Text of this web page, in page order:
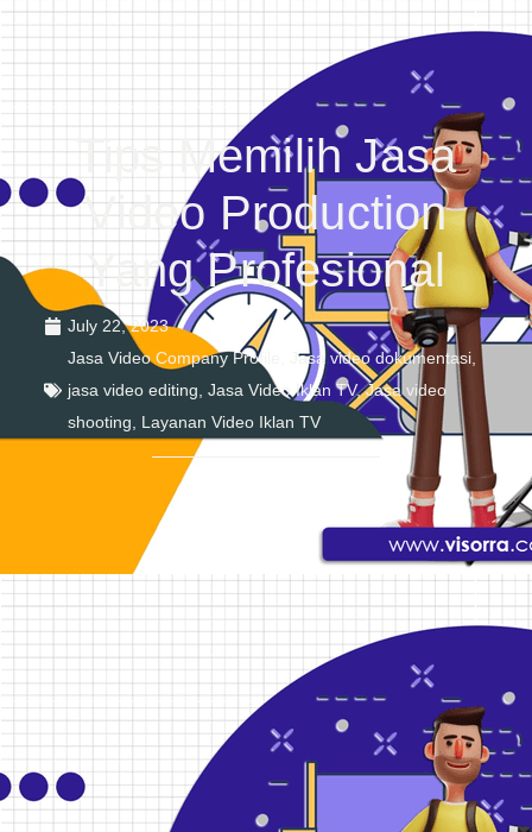
Tips Memilih Jasa
Video Production
Yang Profesional
July 22, 2023
Jasa Video Company Profile
Jasa video dokumentasi
jasa video editing Jasa Video Iklan TV,Jasa video
shooting
Layanan Video Iklan TV